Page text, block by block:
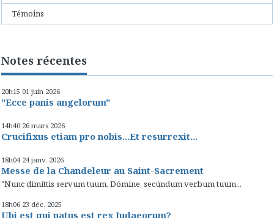
Témoins
Notes récentes
20h15 01 juin 2026
"Ecce panis angelorum"
14h40 26 mars 2026
Crucifixus etiam pro nobis...Et resurrexit...
18h04 24 janv. 2026
Messe de la Chandeleur au Saint-Sacrement
"Nunc dimíttis servum tuum, Dómine, secúndum verbum tuum...
18h06 23 déc. 2025
Ubi est qui natus est rex Iudaeorum?